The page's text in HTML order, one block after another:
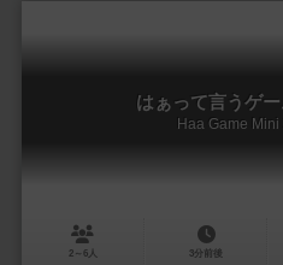
はぁって言うゲ
Haa Game Mini
2～6人 3分前後